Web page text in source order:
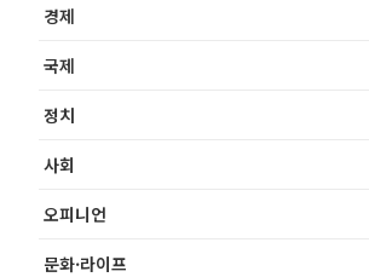
경제
국제
정치
사회
오피니언
문화·라이프